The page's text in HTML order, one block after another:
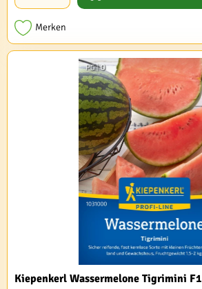
Merken
Kiepenkerl Wassermelone Tigrimini F1